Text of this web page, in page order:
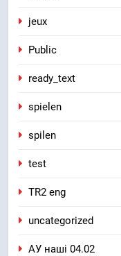
jeux
Public
ready_text
spielen
spilen
test
TR2 eng
uncategorized
АУ наші 04.02